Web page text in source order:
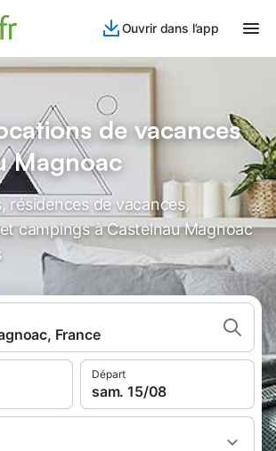
Ouvrir dans l’app
de vacances
Magnoac
résidences de vacances,
campings à Castelnau Magnoac
France
Départ
sam. 15/08